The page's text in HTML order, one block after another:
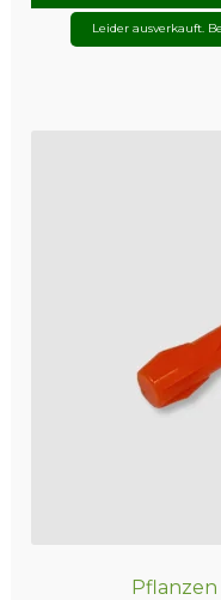
Leider ausverkauft.